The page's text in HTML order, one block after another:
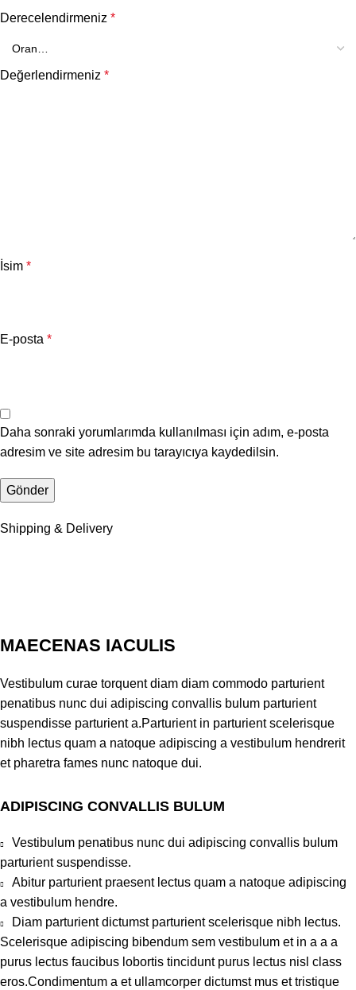
Derecelendirmeniz *
Değerlendirmeniz *
İsim *
E-posta *
Daha sonraki yorumlarımda kullanılması için adım, e-posta
adresim ve site adresim bu tarayıcıya kaydedilsin.
Shipping & Delivery
MAECENAS IACULIS
Vestibulum curae torquent diam diam commodo parturient
penatibus nunc dui adipiscing convallis bulum parturient
suspendisse parturient a.Parturient in parturient scelerisque
nibh lectus quam a natoque adipiscing a vestibulum hendrerit
et pharetra fames nunc natoque dui.
ADIPISCING CONVALLIS BULUM
Vestibulum penatibus nunc dui adipiscing convallis bulum
parturient suspendisse.
Abitur parturient praesent lectus quam a natoque adipiscing
a vestibulum hendre.
Diam parturient dictumst parturient scelerisque nibh lectus.
Scelerisque adipiscing bibendum sem vestibulum et in a a a
purus lectus faucibus lobortis tincidunt purus lectus nisl class
eros.Condimentum a et ullamcorper dictumst mus et tristique